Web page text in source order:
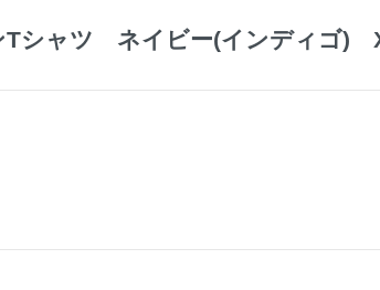
Tシャツ ネイビー(インディゴ)